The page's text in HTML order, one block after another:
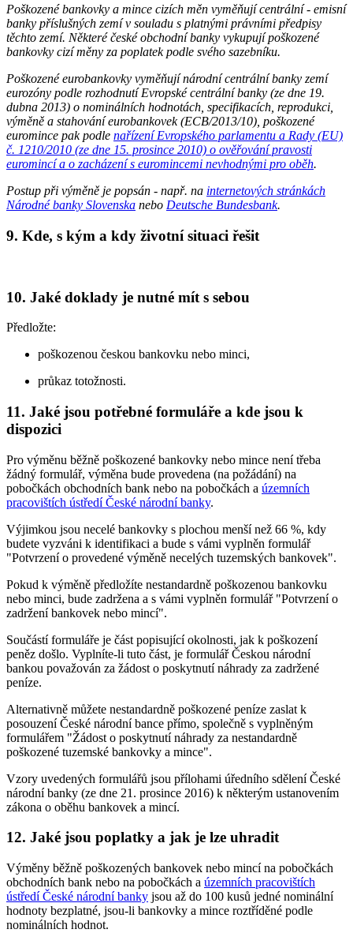
Poškozené bankovky a mince cizích měn vyměňují centrální - emisní
banky příslušných zemí v souladu s platnými právními předpisy
těchto zemí. Některé české obchodní banky vykupují poškozené
bankovky cizí měny za poplatek podle svého sazebníku.
Poškozené eurobankovky vyměňují národní centrální banky zemí
eurozóny podle rozhodnutí Evropské centrální banky (ze dne 19.
dubna 2013) o nominálních hodnotách, specifikacích, reprodukci,
výměně a stahování eurobankovek (ECB/2013/10), poškozené
euromince pak podle nařízení Evropského parlamentu a Rady (EU)
č. 1210/2010 (ze dne 15. prosince 2010) o ověřování pravosti
euromincí a o zacházení s euromincemi nevhodnými pro oběh.
Postup při výměně je popsán - např. na internetových stránkách
Národné banky Slovenska nebo Deutsche Bundesbank.
9. Kde, s kým a kdy životní situaci řešit
10. Jaké doklady je nutné mít s sebou
Předložte:
poškozenou českou bankovku nebo minci,
průkaz totožnosti.
11. Jaké jsou potřebné formuláře a kde jsou k
dispozici
Pro výměnu běžně poškozené bankovky nebo mince není třeba
žádný formulář, výměna bude provedena (na požádání) na
pobočkách obchodních bank nebo na pobočkách a územních
pracovištích ústředí České národní banky.
Výjimkou jsou necelé bankovky s plochou menší než 66 %, kdy
budete vyzváni k identifikaci a bude s vámi vyplněn formulář
"Potvrzení o provedené výměně necelých tuzemských bankovek".
Pokud k výměně předložíte nestandardně poškozenou bankovku
nebo minci, bude zadržena a s vámi vyplněn formulář "Potvrzení o
zadržení bankovek nebo mincí".
Součástí formuláře je část popisující okolnosti, jak k poškození
peněz došlo. Vyplníte-li tuto část, je formulář Českou národní
bankou považován za žádost o poskytnutí náhrady za zadržené
peníze.
Alternativně můžete nestandardně poškozené peníze zaslat k
posouzení České národní bance přímo, společně s vyplněným
formulářem "Žádost o poskytnutí náhrady za nestandardně
poškozené tuzemské bankovky a mince".
Vzory uvedených formulářů jsou přílohami úředního sdělení České
národní banky (ze dne 21. prosince 2016) k některým ustanovením
zákona o oběhu bankovek a mincí.
12. Jaké jsou poplatky a jak je lze uhradit
Výměny běžně poškozených bankovek nebo mincí na pobočkách
obchodních bank nebo na pobočkách a územních pracovištích
ústředí České národní banky jsou až do 100 kusů jedné nominální
hodnoty bezplatné, jsou-li bankovky a mince roztříděné podle
nominálních hodnot.